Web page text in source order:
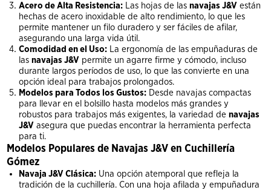
Acero de Alta Resistencia: Las hojas de lasnavajas J&V están
hechas de acero inoxidable de alto rendimiento, lo que les
permite mantener un filo duradero y ser fáciles de afilar,
asegurando una larga vida útil.
Comodidad en el Uso: La ergonomía de las empuñaduras de
lasnavajas J&V permite un agarre firme y cómodo, incluso
durante largos períodos de uso, lo que las convierte en una
opción ideal para trabajos prolongados.
Modelos para Todos los Gustos: Desde navajas compactas
para llevar en el bolsillo hasta modelos más grandes y
robustos para trabajos más exigentes, la variedad denavajas
J&V asegura que puedas encontrar la herramienta perfecta
para ti.
Modelos Populares de Navajas J&V en Cuchillería
Gómez
Navaja J&V Clásica: Una opción atemporal que refleja la
tradición de la cuchillería. Con una hoja afilada y empuñadura